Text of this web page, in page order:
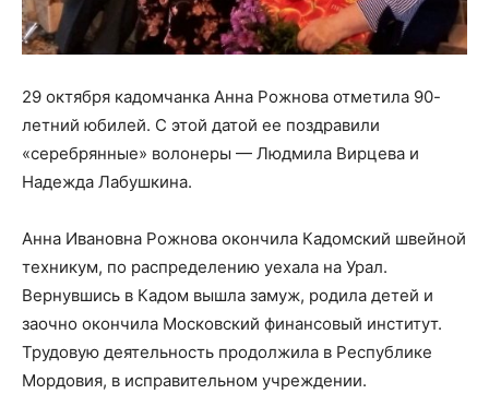
29 октября кадомчанка Анна Рожнова отметила 90-
летний юбилей. С этой датой ее поздравили
«серебрянные» волонеры — Людмила Вирцева и
Надежда Лабушкина.
Анна Ивановна Рожнова окончила Кадомский швейной
техникум, по распределению уехала на Урал.
Вернувшись в Кадом вышла замуж, родила детей и
заочно окончила Московский финансовый институт.
Трудовую деятельность продолжила в Республике
Мордовия, в исправительном учреждении.